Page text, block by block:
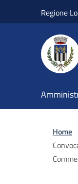
Regione
Home